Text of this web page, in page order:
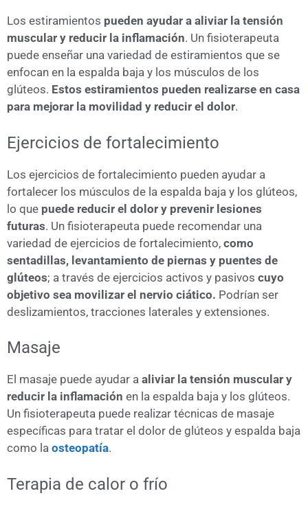
Los estiramientos pueden ayudar a aliviar la tensión
muscular y reducir la inflamación. Un fisioterapeuta
puede enseñar una variedad de estiramientos que se
enfocan en la espalda baja y los músculos de los
glúteos. Estos estiramientos pueden realizarse en casa
para mejorar la movilidad y reducir el dolor.
Ejercicios de fortalecimiento
Los ejercicios de fortalecimiento pueden ayudar a
fortalecer los músculos de la espalda baja y los glúteos,
lo que puede reducir el dolor y prevenir lesiones
futuras. Un fisioterapeuta puede recomendar una
variedad de ejercicios de fortalecimiento, como
sentadillas, levantamiento de piernas y puentes de
glúteos; a través de ejercicios activos y pasivos cuyo
objetivo sea movilizar el nervio ciático. Podrían ser
deslizamientos, tracciones laterales y extensiones.
Masaje
El masaje puede ayudar a aliviar la tensión muscular y
reducir la inflamación en la espalda baja y los glúteos.
Un fisioterapeuta puede realizar técnicas de masaje
específicas para tratar el dolor de glúteos y espalda baja
como la osteopatía.
Terapia de calor o frío